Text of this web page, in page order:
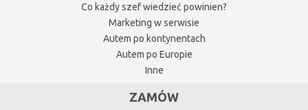
Co każdy szef wiedzieć powinien?
Marketing w serwisie
Autem po kontynentach
Autem po Europie
Inne
ZAMÓW